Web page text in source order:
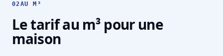
02AU M³
Le tarif au m³ pour une
maison